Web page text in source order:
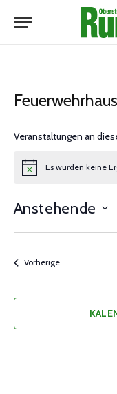
Veranstaltungen an
Notice Es wurden keine
Anstehende
VorherigeVeranstaltungen